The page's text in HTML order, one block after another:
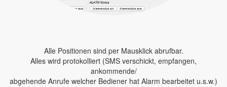
Alle Positionen sind per Mausklick abrufbar.
Alles wird protokolliert (SMS verschickt, empfangen,
ankommende/
abgehende Anrufe welcher Bediener hat Alarm bearbeitet u.s.w.)